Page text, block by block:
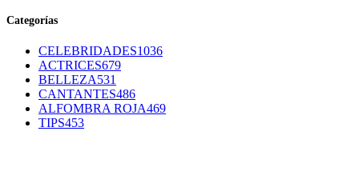
Categorías
CELEBRIDADES1036
ACTRICES679
BELLEZA531
CANTANTES486
ALFOMBRA ROJA469
TIPS453